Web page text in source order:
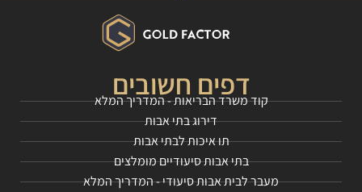
דפים חשובים
קוד משרד הבריאות - המדריך המלא
דירוג בתי אבות
תו איכות לבתי אבות
בתי אבות סיעודיים מומלצים
מעבר לבית אבות סיעודי - המדריך המלא